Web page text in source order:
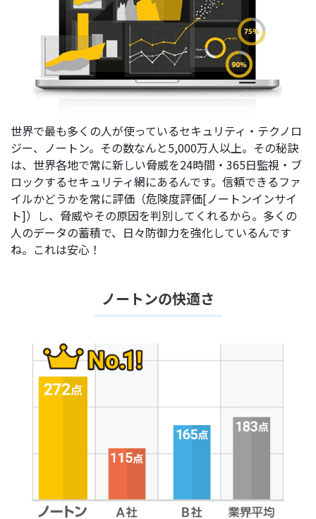
世界で最も多くの人が使っているセキュリティ・テクノロ
ジー、ノートン。その数なんと5,000万人以上。その秘訣
は、世界各地で常に新しい脅威を24時間・365日監視・ブ
ロックするセキュリティ網にあるんです。信頼できるファ
イルかどうかを常に評価（危険度評価[ノートンインサイ
ト]）し、脅威やその原因を判別してくれるから。多くの
人のデータの蓄積で、日々防御力を強化しているんです
ね。これは安心！
ノートンの快適さ